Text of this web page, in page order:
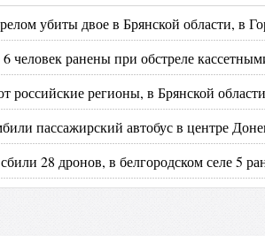
убиты двое в Брянской области, в
человек ранены при обстреле
российские регионы, в Брянской
пассажирский автобус в центре
28 дронов, в белгородском селе 5